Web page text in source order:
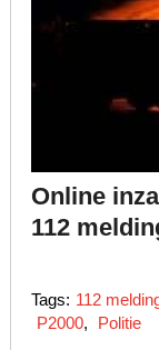
Online
112
Tags: 112
P2000, Politie